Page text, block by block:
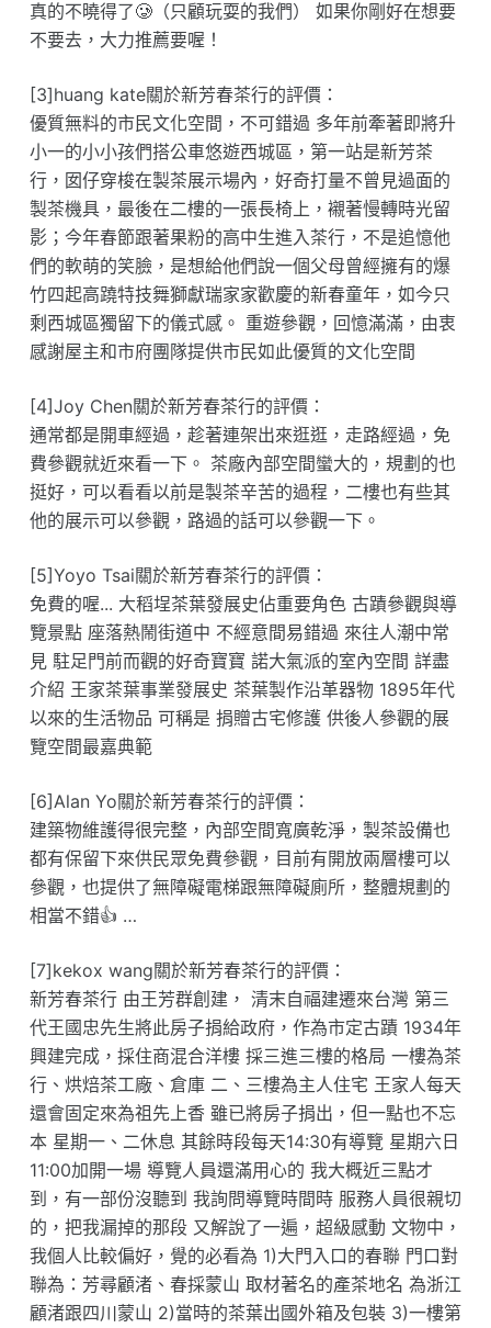
真的不曉得了🥲（只顧玩耍的我們） 如果你剛好在想要
不要去，大力推薦要喔！
[3]huang kate關於新芳春茶行的評價：
優質無料的市民文化空間，不可錯過 多年前牽著即將升
小一的小小孩們搭公車悠遊西城區，第一站是新芳茶
行，囡仔穿梭在製茶展示場內，好奇打量不曾見過面的
製茶機具，最後在二樓的一張長椅上，襯著慢轉時光留
影；今年春節跟著果粉的高中生進入茶行，不是追憶他
們的軟萌的笑臉，是想給他們說一個父母曾經擁有的爆
竹四起高蹺特技舞獅獻瑞家家歡慶的新春童年，如今只
剩西城區獨留下的儀式感。 重遊參觀，回憶滿滿，由衷
感謝屋主和市府團隊提供市民如此優質的文化空間
[4]Joy Chen關於新芳春茶行的評價：
通常都是開車經過，趁著連架出來逛逛，走路經過，免
費參觀就近來看一下。 茶廠內部空間蠻大的，規劃的也
挺好，可以看看以前是製茶辛苦的過程，二樓也有些其
他的展示可以參觀，路過的話可以參觀一下。
[5]Yoyo Tsai關於新芳春茶行的評價：
免費的喔... 大稻埕茶葉發展史佔重要角色 古蹟參觀與導
覽景點 座落熱鬧街道中 不經意間易錯過 來往人潮中常
見 駐足門前而觀的好奇寶寶 諾大氣派的室內空間 詳盡
介紹 王家茶葉事業發展史 茶葉製作沿革器物 1895年代
以來的生活物品 可稱是 捐贈古宅修護 供後人參觀的展
覽空間最嘉典範
[6]Alan Yo關於新芳春茶行的評價：
建築物維護得很完整，內部空間寬廣乾淨，製茶設備也
都有保留下來供民眾免費參觀，目前有開放兩層樓可以
參觀，也提供了無障礙電梯跟無障礙廁所，整體規劃的
相當不錯👍 …
[7]kekox wang關於新芳春茶行的評價：
新芳春茶行 由王芳群創建， 清末自福建遷來台灣 第三
代王國忠先生將此房子捐給政府，作為市定古蹟 1934年
興建完成，採住商混合洋樓 採三進三樓的格局 一樓為茶
行、烘焙茶工廠、倉庫 二、三樓為主人住宅 王家人每天
還會固定來為祖先上香 雖已將房子捐出，但一點也不忘
本 星期一、二休息 其餘時段每天14:30有導覽 星期六日
11:00加開一場 導覽人員還滿用心的 我大概近三點才
到，有一部份沒聽到 我詢問導覽時間時 服務人員很親切
的，把我漏掉的那段 又解說了一遍，超級感動 文物中，
我個人比較偏好，覺的必看為 1)大門入口的春聯 門口對
聯為：芳尋顧渚、春採蒙山 取材著名的產茶地名 為浙江
顧渚跟四川蒙山 2)當時的茶葉出國外箱及包裝 3)一樓第